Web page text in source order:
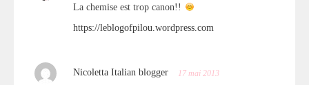
La chemise est trop canon!!
https://leblogofpilou.wordpress.com
Nicoletta Italian blogger 17 mai 2013